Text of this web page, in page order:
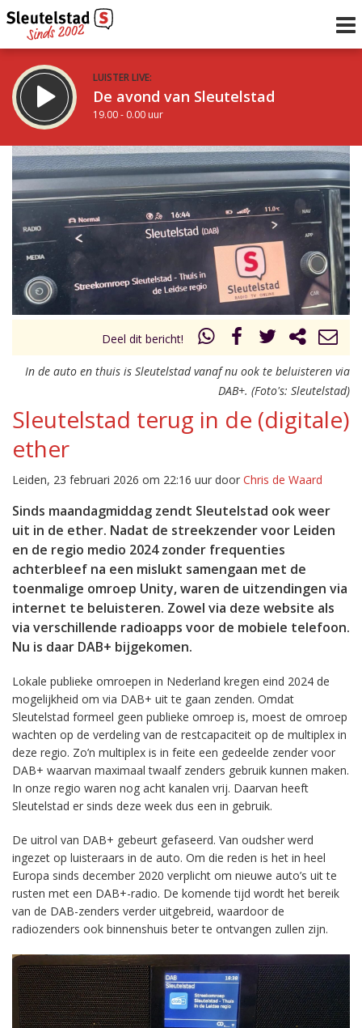
LUISTER LIVE:
De avond van Sleutelstad
19.00 - 0.00 uur
STRAKS:
De nacht van Sleutelstad
0.00 - 6.00 uur
Vorig uur
uur 1 van 0 Volgend uur
Deel dit bericht!
In de auto en thuis is Sleutelstad vanaf nu ook te beluisteren via
DAB+. (Foto's: Sleutelstad)
Sleutelstad terug in de (digitale)
ether
Leiden, 23 februari 2026 om 22:16 uur door Chris de Waard
Sinds maandagmiddag zendt Sleutelstad ook weer
uit in de ether. Nadat de streekzender voor Leiden
en de regio medio 2024 zonder frequenties
achterbleef na een mislukt samengaan met de
toenmalige omroep Unity, waren de uitzendingen via
internet te beluisteren. Zowel via deze website als
via verschillende radioapps voor de mobiele telefoon.
Nu is daar DAB+ bijgekomen.
Lokale publieke omroepen in Nederland kregen eind 2024 de
mogelijkheid om via DAB+ uit te gaan zenden. Omdat
Sleutelstad formeel geen publieke omroep is, moest de omroep
wachten op de verdeling van de restcapaciteit op de multiplex in
deze regio. Zo’n multiplex is in feite een gedeelde zender voor
DAB+ waarvan maximaal twaalf zenders gebruik kunnen maken.
In onze regio waren nog acht kanalen vrij. Daarvan heeft
Sleutelstad er sinds deze week dus een in gebruik.
De uitrol van DAB+ gebeurt gefaseerd. Van oudsher werd
ingezet op luisteraars in de auto. Om die reden is het in heel
Europa sinds december 2020 verplicht om nieuwe auto’s uit te
rusten met een DAB+-radio. De komende tijd wordt het bereik
van de DAB-zenders verder uitgebreid, waardoor de
radiozenders ook binnenshuis beter te ontvangen zullen zijn.